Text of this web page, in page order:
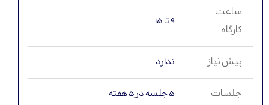
ساعت
کارگاه
۹ تا ۱۵
پیش نیاز ندارد
جلسات ۵ جلسه در ۵ هفته